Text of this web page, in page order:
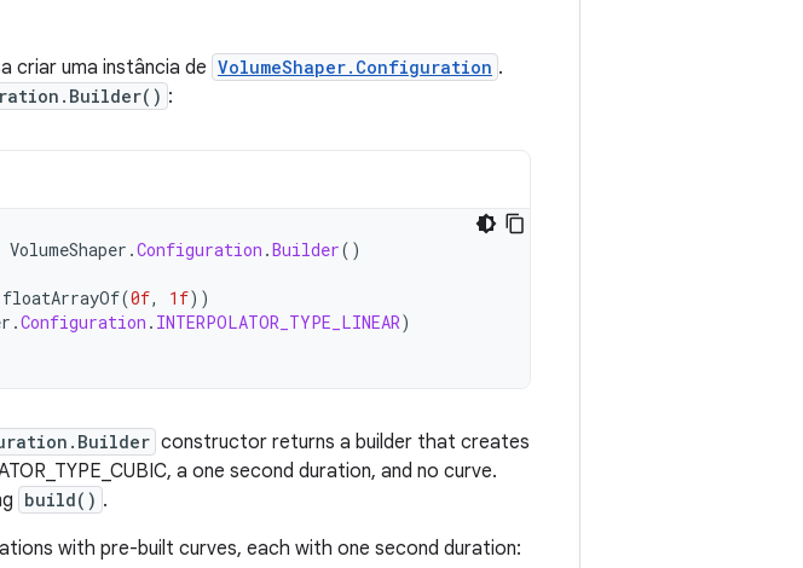
criar uma instância de VolumeShaper.Configuration .
:
VolumeShaper .Configuration .Builder()
floatArrayOf(0f, 1f))
.Configuration . INTERPOLATOR_TYPE_LINEAR)
. Builder constructor returns a builder that creates
, a one second duration, and no curve.
build() .
with pre-built curves, each with one second duration: